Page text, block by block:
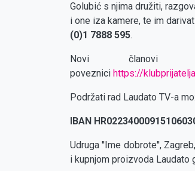
Golubić s njima družiti,
i one iza kamere, te im
(0)1 7888 595.
Novi članovi
poveznici https://
Podržati rad Laudato TV-a
IBAN
Udruga ''Ime dobrote'',
i kupnjom proizvoda Laudato